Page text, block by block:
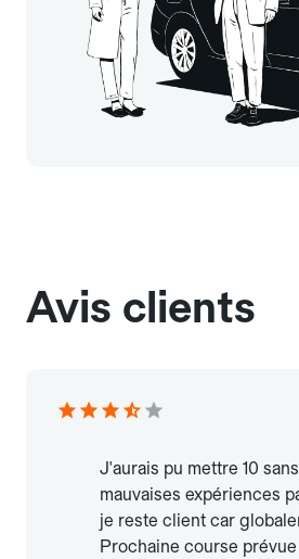
Avis clients
J'aurais pu mettre 10
mauvaises expériences
je reste client car
Prochaine course